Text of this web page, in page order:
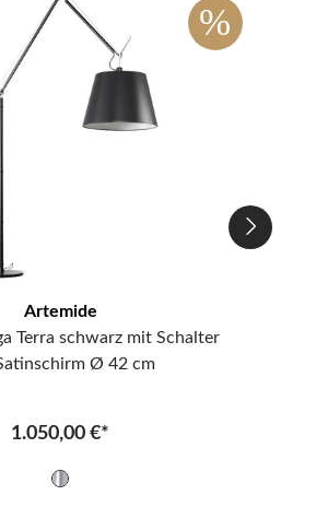
%
Artemide
Terra schwarz mit Schalter
Ø 42 cm
1.050,00 €*